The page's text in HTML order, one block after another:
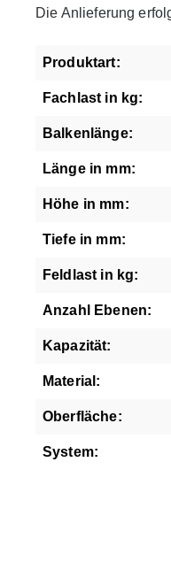
Die Anlieferung
Produktart:
Fachlast in kg:
Balkenlänge:
Länge in mm:
Höhe in mm:
Tiefe in mm:
Feldlast in kg:
Anzahl Ebenen:
Kapazität:
Material:
Oberfläche:
System: